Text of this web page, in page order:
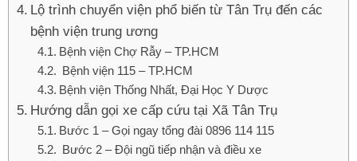
Lộ trình chuyển viện phổ biến từ Tân Trụ đến các
bệnh viện trung ương
Bệnh viện Chợ Rẫy – TP.HCM
Bệnh viện 115 – TP.HCM
Bệnh viện Thống Nhất, Đại Học Y Dược
Hướng dẫn gọi xe cấp cứu tại Xã Tân Trụ
Bước 1 – Gọi ngay tổng đài 0896 114 115
Bước 2 – Đội ngũ tiếp nhận và điều xe